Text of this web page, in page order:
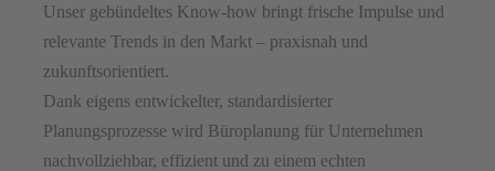
Unser gebündeltes Know-how bringt frische Impulse und
relevante Trends in den Markt – praxisnah und
zukunftsorientiert.
Dank eigens entwickelter, standardisierter
Planungsprozesse wird Büroplanung für Unternehmen
nachvollziehbar, effizient und zu einem echten